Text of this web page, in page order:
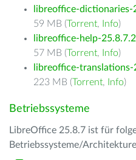
libreoffice-dictionaries-
59 MB (Torrent, Info)
libreoffice-help-
57 MB (Torrent, Info)
libreoffice-translations-
223 MB (Torrent, Info)
Betriebssysteme
LibreOffice 25.8.7 ist für
Betriebssysteme/